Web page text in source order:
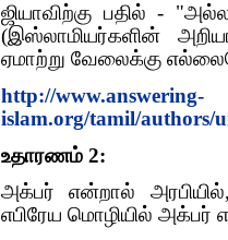
ஜியாவிற்கு பதில் -
(இஸ்லாமியர்களின்
ஏமாற்று வேலைக்கு
http://www.answering-
islam.org/tamil/authors/
உதாரணம் 2:
அக்பர் என்றால்
எபிரேய மொழியில்